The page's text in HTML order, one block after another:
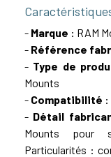
- Marque : RAM
- Référence
- Type de
Mounts
- Compatibilité :
- Détail
Mounts pour
Particularités :